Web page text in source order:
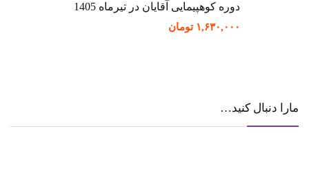
دوره کوهپیمایی آقایان در تیرماه 1405
۱,۶۳۰,۰۰۰ تومان
مارا دنبال کنید…